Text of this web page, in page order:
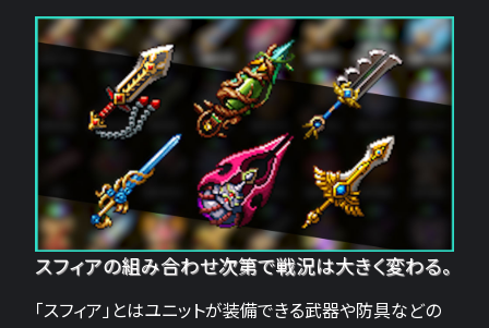
スフィアの組み合わせ次第で戦況は大きく変わる。
「スフィア」とはユニットが装備できる武器や防具などの